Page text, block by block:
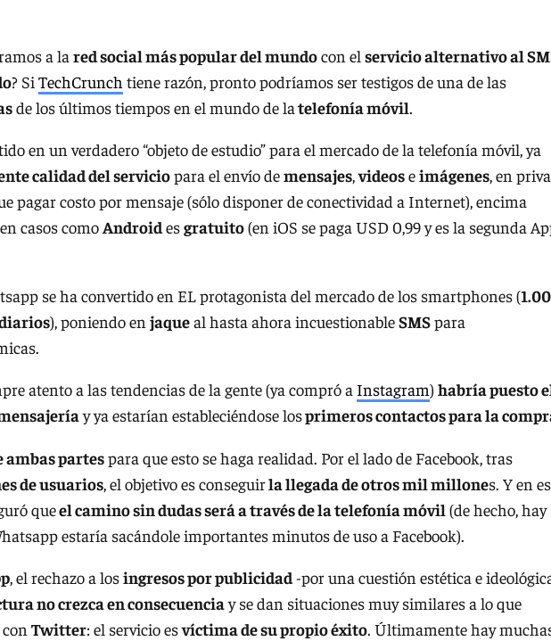
a la red social más popular del mundocon el servicio alternativo al
? Si TechCrunch tiene razón, pronto podríamos ser testigos de una de las
de los últimos tiempos en el mundo de latelefonía móvil.
en un verdadero “objeto de estudio” para el mercado de la telefonía móvil, ya
calidad del serviciopara el envío demensajes,videoseimágenes, en
pagar costo por mensaje (sólo disponer de conectividad a Internet), encima
casos comoAndroidesgratuito(en iOS se paga USD 0,99 y es la segunda
se ha convertido en EL protagonista del mercado de los smartphones (
), poniendo en jaqueal hasta ahora incuestionableSMSpara
atento a las tendencias de la gente (ya compró a Instagram) habría puesto
y ya estarían estableciéndose losprimeros contactos para la
ambas partespara que esto se haga realidad. Por el lado de Facebook, tras
de usuarios, el objetivo es conseguirla llegada de otros mil millones. Y en
queel camino sin dudas será a través de la telefonía móvil (de hecho, hay
estaría sacándole importantes minutos de uso a Facebook).
, el rechazo a losingresos por publicidad-por una cuestión estética e
no crezca en consecuenciay se dan situaciones muy similares a lo que
Twitter: el servicio esvíctima de su propio éxito. Últimamente hay